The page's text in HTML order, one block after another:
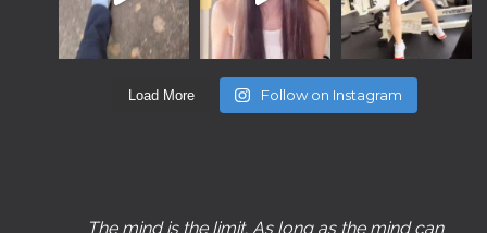
Load More Follow on Instagram
The mind is the limit. As long as the mind can